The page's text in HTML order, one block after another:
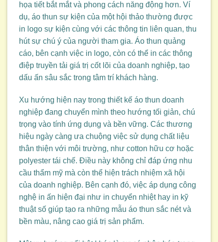
họa tiết bắt mắt và phong cách năng động hơn. Ví
dụ, áo thun sự kiện của một hội thảo thường được
in logo sự kiện cùng với các thông tin liên quan, thu
hút sự chú ý của người tham gia. Áo thun quảng
cáo, bên cạnh việc in logo, còn có thể in các thông
điệp truyền tải giá trị cốt lõi của doanh nghiệp, tạo
dấu ấn sâu sắc trong tâm trí khách hàng.
Xu hướng hiện nay trong thiết kế áo thun doanh
nghiệp đang chuyển mình theo hướng tối giản, chú
trọng vào tính ứng dụng và bền vững. Các thương
hiệu ngày càng ưa chuộng việc sử dụng chất liệu
thân thiện với môi trường, như cotton hữu cơ hoặc
polyester tái chế. Điều này không chỉ đáp ứng nhu
cầu thẩm mỹ mà còn thể hiện trách nhiệm xã hội
của doanh nghiệp. Bên cạnh đó, việc áp dụng công
nghệ in ấn hiện đại như in chuyển nhiệt hay in kỹ
thuật số giúp tạo ra những mẫu áo thun sắc nét và
bền màu, nâng cao giá trị sản phẩm.